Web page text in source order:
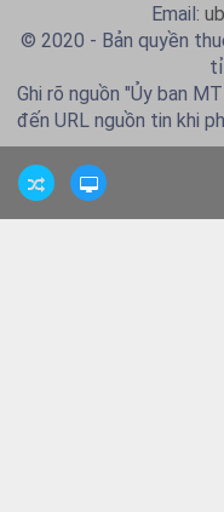
Email:
© 2020 - Bản quyền
Ghi rõ nguồn "Ủy ban
đến URL nguồn tin khi